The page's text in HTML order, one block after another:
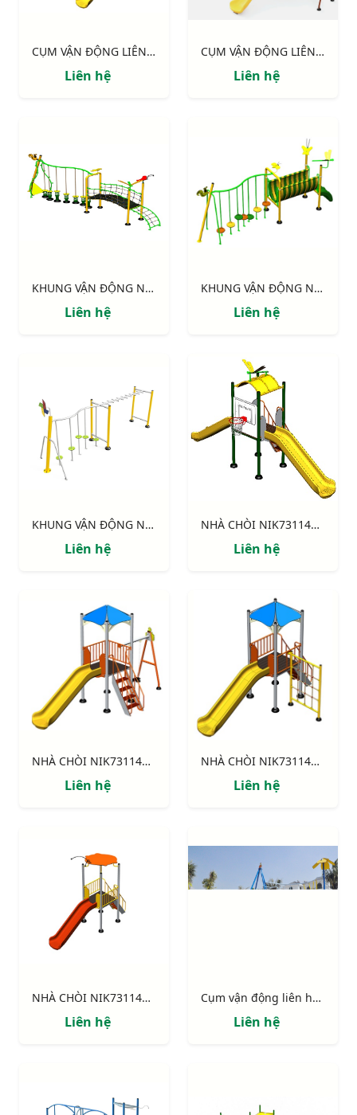
CỤM VẬN ĐỘNG LIÊN HOÀN 2 MÁI CHE, TRỤ GỖ NIK703221W
Liên hệ
CỤM VẬN ĐỘNG LIÊN HOÀN 2 MÁI CHE NIK703211
Liên hệ
KHUNG VẬN ĐỘNG NIK731146-DV: CHUYỀN DÂY - CẦU VÁN
Liên hệ
KHUNG VẬN ĐỘNG NIK731003-DN: CHUYỀN DÂY - CẦU NHỰA
Liên hệ
KHUNG VẬN ĐỘNG NIK731003-DT: CHUYỀN DÂY - THANG NGANG
Liên hệ
NHÀ CHÒI NIK731146-4: Thang leo, 2 cầu trượt, bóng rổ
Liên hệ
NHÀ CHÒI NIK731146-3: Thang leo, cầu trượt, xích đu.
Liên hệ
NHÀ CHÒI NIK731146-2: Thang leo, cầu trượt, khung leo.
Liên hệ
NHÀ CHÒI NIK731146-1 : Thang leo, cầu trượt
Liên hệ
Cụm vận động liên hoàn "Ốc đảo"
Liên hệ